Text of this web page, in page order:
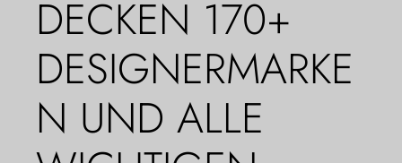
DECKEN 170+
DESIGNERMARKE
N UND ALLE